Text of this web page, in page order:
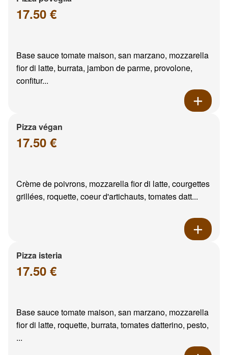
17.50 €
Base sauce tomate maison, san marzano, mozzarella
fior di latte, burrata, jambon de parme, provolone,
confitur...
Pizza végan
17.50 €
Crème de poivrons, mozzarella fior di latte, courgettes
grillées, roquette, coeur d'artichauts, tomates datt...
Pizza isteria
17.50 €
Base sauce tomate maison, san marzano, mozzarella
fior di latte, roquette, burrata, tomates datterino, pesto,
...